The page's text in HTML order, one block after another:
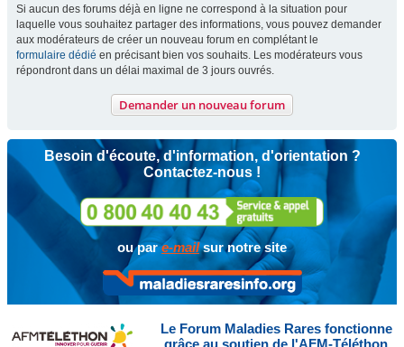
Si aucun des forums déjà en ligne ne correspond à la situation pour
laquelle vous souhaitez partager des informations, vous pouvez demander
aux modérateurs de créer un nouveau forum en complétant le
formulaire dédié en précisant bien vos souhaits. Les modérateurs vous
répondront dans un délai maximal de 3 jours ouvrés.
Demander un nouveau forum
Besoin d'écoute, d'information, d'orientation ?
Contactez-nous !
ou pare-mailsur notre site
Le Forum Maladies Rares fonctionne
grâce au soutien de l'AFM-Téléthon